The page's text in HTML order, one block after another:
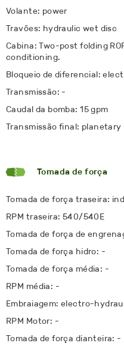
Volante: power
Travões: hydraulic wet disc
Cabina: Two-post folding
conditioning.
Bloqueio de diferencial:
Transmissão: -
Caudal da bomba: 15 gpm
Transmissão final: planetary
Tomada de força
Tomada de força traseira:
RPM traseira: 540/540E
Tomada de força de
Tomada de força hidro: -
Tomada de força média: -
RPM média: -
Embraiagem: electro-
RPM Motor: -
Tomada de força dianteira: -